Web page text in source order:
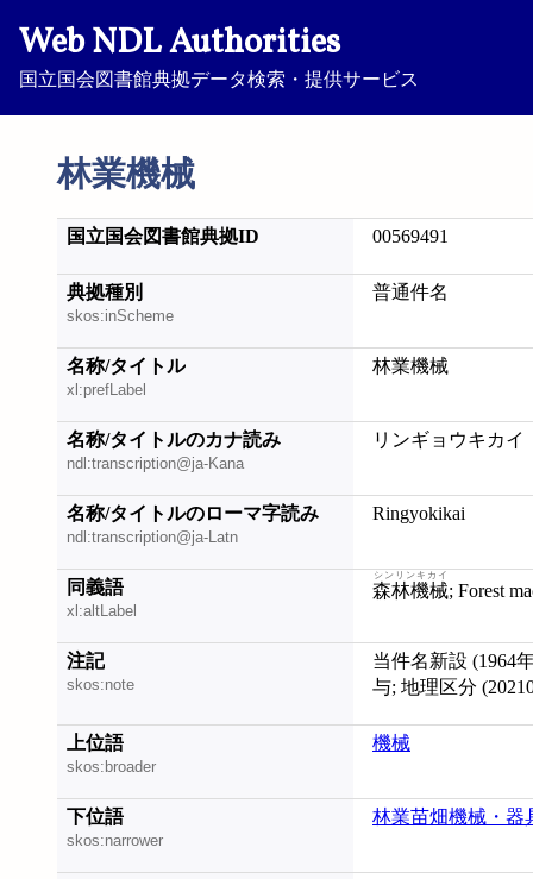
Web NDL Authorities
国立国会図書館典拠データ検索・提供サービス
林業機械
国立国会図書館典拠ID 00569491
典拠種別
skos:inScheme
普通件名
名称/タイトル
xl:prefLabel
林業機械
名称/タイトルのカナ読み
ndl:transcription@ja-Kana
リンギョウキカイ
名称/タイトルのローマ字読み
ndl:transcription@ja-Latn
Ringyokikai
同義語
xl:altLabel
森林機械
シンリンキカイ
; Forest
注記
skos:note
当件名新設 (1964
与; 地理区分
上位語
skos:broader
機械
下位語
skos:narrower
林業苗畑機械・器